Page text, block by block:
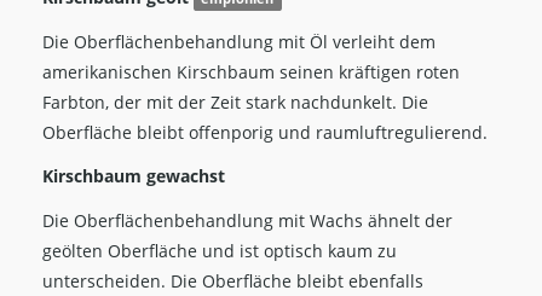
Die Oberflächenbehandlung mit Öl verleiht dem
amerikanischen Kirschbaum seinen kräftigen roten
Farbton, der mit der Zeit stark nachdunkelt. Die
Oberfläche bleibt offenporig und raumluftregulierend.
Kirschbaum gewachst
Die Oberflächenbehandlung mit Wachs ähnelt der
geölten Oberfläche und ist optisch kaum zu
unterscheiden. Die Oberfläche bleibt ebenfalls